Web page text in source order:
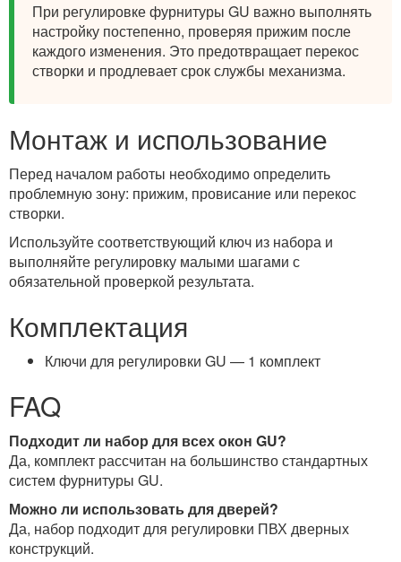
При регулировке фурнитуры GU важно выполнять
настройку постепенно, проверяя прижим после
каждого изменения. Это предотвращает перекос
створки и продлевает срок службы механизма.
Монтаж и использование
Перед началом работы необходимо определить
проблемную зону: прижим, провисание или перекос
створки.
Используйте соответствующий ключ из набора и
выполняйте регулировку малыми шагами с
обязательной проверкой результата.
Комплектация
Ключи для регулировки GU — 1 комплект
FAQ
Подходит ли набор для всех окон GU?
Да, комплект рассчитан на большинство стандартных
систем фурнитуры GU.
Можно ли использовать для дверей?
Да, набор подходит для регулировки ПВХ дверных
конструкций.